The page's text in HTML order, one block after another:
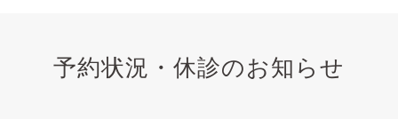
予約状況・休診のお知らせ